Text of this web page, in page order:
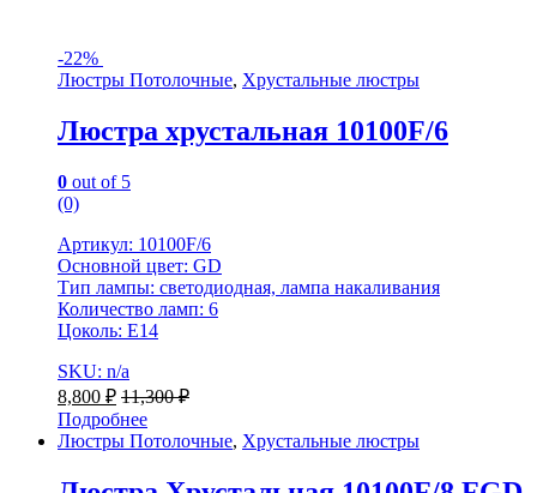
-22%
Люстры Потолочные, Хрустальные люстры
Люстра хрустальная 10100F/6
0 out of 5
(0)
Артикул: 10100F/6
Основной цвет: GD
Тип лампы: светодиодная, лампа накаливания
Количество ламп: 6
Цоколь: Е14
SKU: n/a
8,800 ₽ 11,300₽
Подробнее
Люстры Потолочные, Хрустальные люстры